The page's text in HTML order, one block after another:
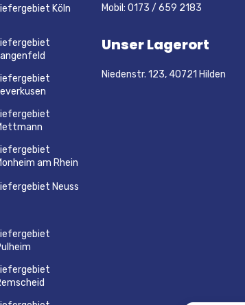
Köln
am Rhein
Neuss
Mobil: 0173 / 659 2183
Unser Lagerort
Niedenstr. 123, 40721 Hilden